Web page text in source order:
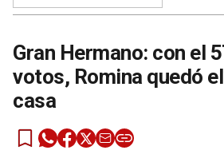
Gran Hermano: con el
votos, Romina quedó
casa